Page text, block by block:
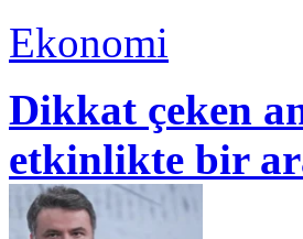
Ekonomi
Dikkat çeken
etkinlikte bir